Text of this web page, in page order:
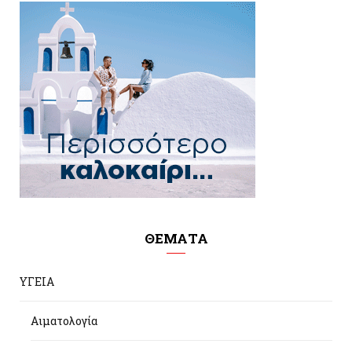
ΘΕΜΑΤΑ
ΥΓΕΙΑ
Αιματολογία